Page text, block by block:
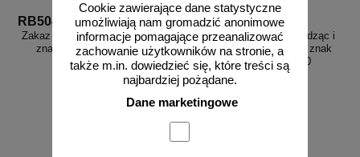
Cookie zawierające dane statystyczne
umożliwiają nam gromadzić anonimowe
informacje pomagające przeanalizować
zachowanie użytkowników na stronie, a
także m.in. dowiedzieć się, które treści są
najbardziej pożądane.
Dane marketingowe
RB504
Zakaz palenia w całym obiekcie -
znak informacyjny - RB504
RB030
Trzymaj się poręczy schodząc i
wchodząc po schodach - znak
informacyjny - RB030